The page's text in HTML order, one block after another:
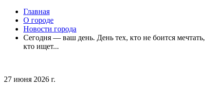
Главная
О городе
Новости города
Сегодня — ваш день. День тех, кто не боится мечтать,
кто ищет...
27 июня 2026 г.